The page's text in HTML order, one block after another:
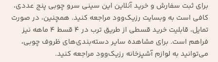
برای ثبت سفارش و خرید آنلاین این سینی سرو چوبی پنج عددی،
کافی است به وبسایت رزیک‌وود مراجعه کنید. همچنین، در صورت
تمایل، قابلیت خرید قسطی از طریق ترب در ۴ قسط ۴ ماهه نیز
فراهم است. برای مشاهده سایر دسته‌بندی‌های ظروف چوبی،
می‌توانید به لوازم آشپزخانه رزیک‌وود مراجعه کنید.